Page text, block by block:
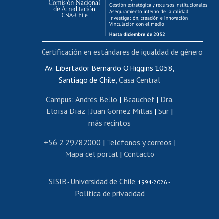
Funcionarias/os
Cursos internos de capacitación
Bienestar del personal
Portal de movilidad interna
Certificado de renta
Certificado de renta honorarios
Editar páginas blancas
Extranjeras/os
Revalidación y reconocimiento de títulos
Postulación al Programa de Movilidad Estudiantil
Cursos de español
Av. Libertador Bernardo O'Higgins 1058,
Santiago de Chile, Casa Central
Campus: Andrés Bello | Beauchef| Dra.
Eloísa Díaz |Juan Gómez Millas | Sur |
más recintos
+56 2 29782000 | Teléfonos y correos |
Mapa del portal| Contacto
SISIB - Universidad de Chile, 1994-2026 -
Política de privacidad
Certificación en estándares de igualdad de género